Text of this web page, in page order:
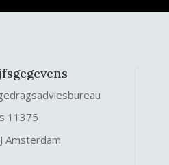
11375
Amsterdam